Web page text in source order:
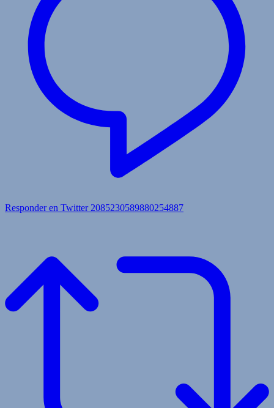
Responder en Twitter 2085230589880254887